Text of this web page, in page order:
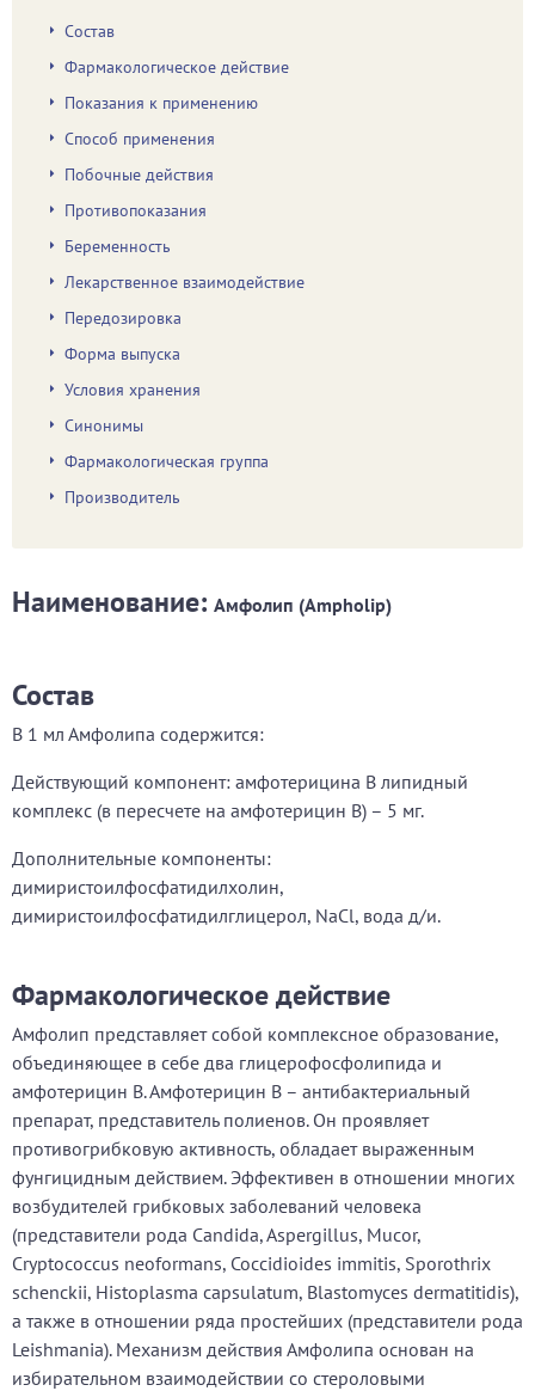
Состав
Фармакологическое действие
Показания к применению
Способ применения
Побочные действия
Противопоказания
Беременность
Лекарственное взаимодействие
Передозировка
Форма выпуска
Условия хранения
Синонимы
Фармакологическая группа
Производитель
Наименование: Амфолип (Ampholip)
Состав
В 1 мл Амфолипа содержится:
Действующий компонент: амфотерицина В липидный
комплекс (в пересчете на амфотерицин В) – 5 мг.
Дополнительные компоненты:
димиристоилфосфатидилхолин,
димиристоилфосфатидилглицерол, NaCl, вода д/и.
Фармакологическое действие
Амфолип представляет собой комплексное образование,
объединяющее в себе два глицерофосфолипида и
амфотерицин В. Амфотерицин В – антибактериальный
препарат, представитель полиенов. Он проявляет
противогрибковую активность, обладает выраженным
фунгицидным действием. Эффективен в отношении многих
возбудителей грибковых заболеваний человека
(представители рода Candida, Aspergillus, Mucor,
Cryptococcus neoformans, Coccidioides immitis, Sporothrix
schenckii, Histoplasma capsulatum, Blastomyces dermatitidis),
а также в отношении ряда простейших (представители рода
Leishmania). Механизм действия Амфолипа основан на
избирательном взаимодействии со стероловыми